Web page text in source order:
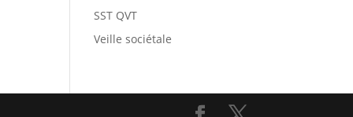
SST QVT
Veille sociétale